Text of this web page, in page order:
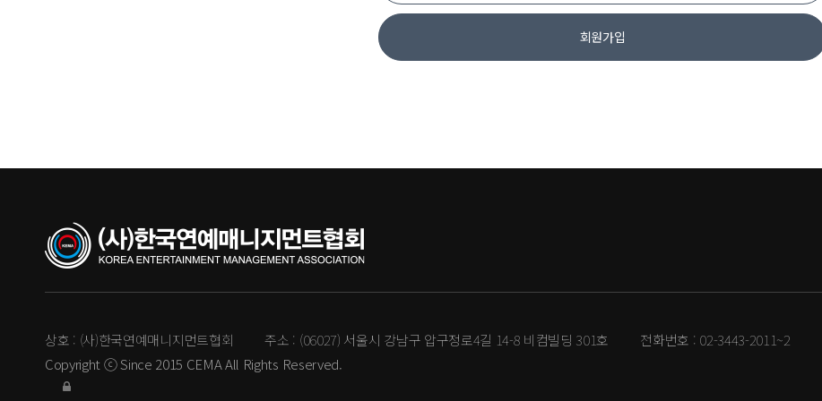
회원가입
상호 : (사)한국연예매니지먼트협회 주소 : (06027) 서울시 강남구 압구정로4길 14-8 비컴빌딩 301호 전화번호 : 02-3443-2011~2
Copyright ⓒ Since 2015 CEMA All Rights Reserved.